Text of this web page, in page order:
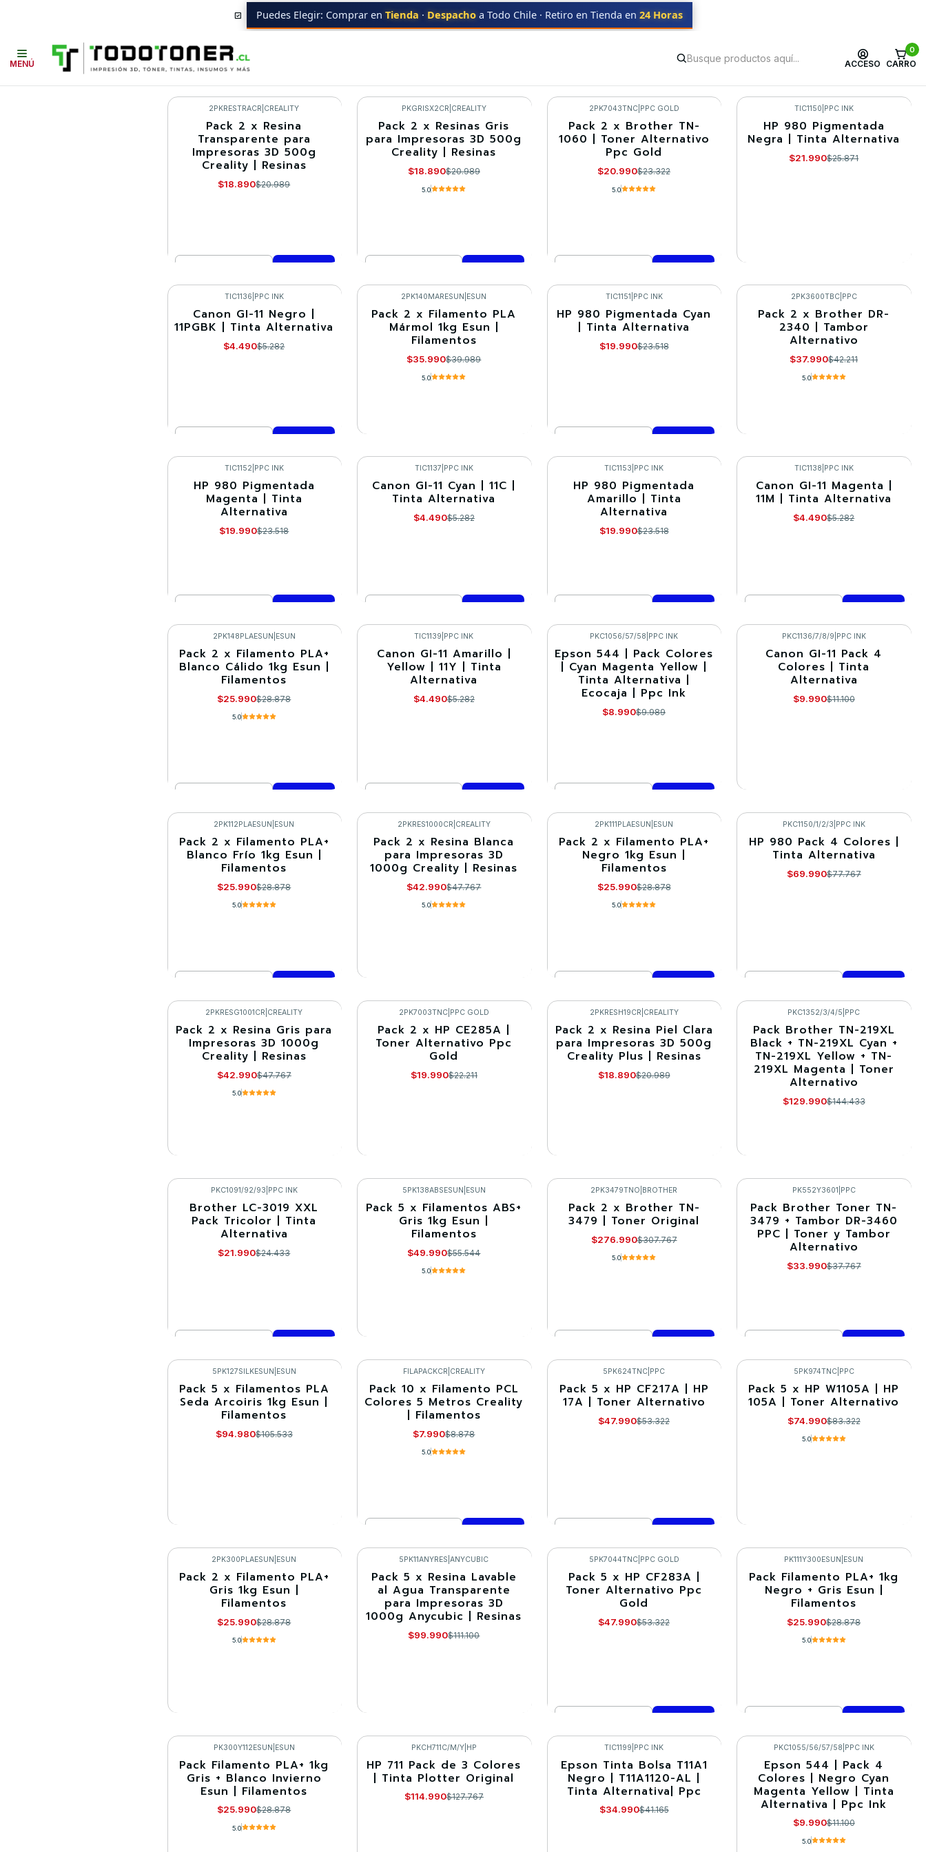
MENÚ ACCESO
0
CARRO
Puedes Elegir: Comprar en Tienda · Despacho a Todo Chile · Retiro en Tienda en 24 Horas
Ofertas CD 20 en TodoToner
2PKRESTRACR CREALITY
Pack 2 x Resina
Transparente para
Impresoras 3D 500g
Creality | Resinas
$18.890$20.989
Comprar ahora
-10%
PKGRISX2CR CREALITY
Pack 2 x Resinas Gris
para Impresoras 3D 500g
Creality | Resinas
$18.890$20.989
5.0
Comprar ahora
-10%
2PK7043TNC| PPC GOLD
Pack 2 x Brother TN-
1060 | Toner Alternativo
Ppc Gold
$20.990$23.322
5.0
Comprar ahora
-15%
TIC1150 PPC INK
HP 980 Pigmentada
Negra | Tinta Alternativa
$21.990$25.871
VER DETALLES
-15%
TIC1136 PPC INK
Canon GI-11 Negro |
11PGBK | Tinta Alternativa
$4.490$5.282
Comprar ahora
-10%
2PK140MARESUN ESUN
Pack 2 x Filamento PLA
Mármol 1kg Esun |
Filamentos
$35.990$39.989
5.0
VER DETALLES
-15%
TIC1151 PPC INK
HP 980 Pigmentada Cyan
| Tinta Alternativa
$19.990$23.518
Comprar ahora
-10%
2PK3600TBC| PPC
Pack 2 x Brother DR-
2340 | Tambor
Alternativo
$37.990$42.211
5.0
VER DETALLES
-15%
TIC1152 PPC INK
HP 980 Pigmentada
Magenta | Tinta
Alternativa
$19.990$23.518
Comprar ahora
-15%
TIC1137 PPC INK
Canon GI-11 Cyan | 11C |
Tinta Alternativa
$4.490$5.282
Comprar ahora
-15%
TIC1153 PPC INK
HP 980 Pigmentada
Amarillo | Tinta
Alternativa
$19.990$23.518
Comprar ahora
-15%
TIC1138 PPC INK
Canon GI-11 Magenta |
11M | Tinta Alternativa
$4.490$5.282
Comprar ahora
-10%
2PK148PLAESUN ESUN
Pack 2 x Filamento PLA+
Blanco Cálido 1kg Esun |
Filamentos
$25.990$28.878
5.0
Comprar ahora
-15%
TIC1139 PPC INK
Canon GI-11 Amarillo |
Yellow | 11Y | Tinta
Alternativa
$4.490$5.282
Comprar ahora
-10%
PKC1056/57/58 PPC INK
Epson 544 | Pack Colores
| Cyan Magenta Yellow |
Tinta Alternativa |
Ecocaja | Ppc Ink
$8.990$9.989
Comprar ahora
-10%
PKC1136/7/8/9 PPC INK
Canon GI-11 Pack 4
Colores | Tinta
Alternativa
$9.990$11.100
VER DETALLES
-10%
2PK112PLAESUN ESUN
Pack 2 x Filamento PLA+
Blanco Frío 1kg Esun |
Filamentos
$25.990$28.878
5.0
Comprar ahora
-10%
Agotado
2PKRES1000CR CREALITY
Pack 2 x Resina Blanca
para Impresoras 3D
1000g Creality | Resinas
$42.990$47.767
5.0
VER DETALLES
-10%
2PK111PLAESUN ESUN
Pack 2 x Filamento PLA+
Negro 1kg Esun |
Filamentos
$25.990$28.878
5.0
Comprar ahora
-10%
PKC1150/1/2/3 PPC INK
HP 980 Pack 4 Colores |
Tinta Alternativa
$69.990$77.767
Comprar ahora
-10%
Agotado
2PKRESG1001CR CREALITY
Pack 2 x Resina Gris para
Impresoras 3D 1000g
Creality | Resinas
$42.990$47.767
5.0
VER DETALLES
-10%
2PK7003TNC| PPC GOLD
Pack 2 x HP CE285A |
Toner Alternativo Ppc
Gold
$19.990$22.211
VER DETALLES
-10%
Agotado
2PKRESH19CR CREALITY
Pack 2 x Resina Piel Clara
para Impresoras 3D 500g
Creality Plus | Resinas
$18.890$20.989
VER DETALLES
-10%
Agotado
PKC1352/3/4/5 PPC
Pack Brother TN-219XL
Black + TN-219XL Cyan +
TN-219XL Yellow + TN-
219XL Magenta | Toner
Alternativo
$129.990$144.433
VER DETALLES
-10%
PKC1091/92/93 PPC INK
Brother LC-3019 XXL
Pack Tricolor | Tinta
Alternativa
$21.990$24.433
Comprar ahora
-10%
5PK138ABSESUN ESUN
Pack 5 x Filamentos ABS+
Gris 1kg Esun |
Filamentos
$49.990$55.544
5.0
VER DETALLES
-10%
2PK3479TNO BROTHER
Pack 2 x Brother TN-
3479 | Toner Original
$276.990$307.767
5.0
Comprar ahora
-10%
PK552Y3601 PPC
Pack Brother Toner TN-
3479 + Tambor DR-3460
PPC | Toner y Tambor
Alternativo
$33.990$37.767
Comprar ahora
-10%
5PK127SILKESUN ESUN
Pack 5 x Filamentos PLA
Seda Arcoiris 1kg Esun |
Filamentos
$94.980$105.533
VER DETALLES
-10%
FILAPACKCR CREALITY
Pack 10 x Filamento PCL
Colores 5 Metros Creality
| Filamentos
$7.990$8.878
5.0
Comprar ahora
-10%
5PK624TNC PPC
Pack 5 x HP CF217A | HP
17A | Toner Alternativo
$47.990$53.322
Comprar ahora
-10%
5PK974TNC| PPC
Pack 5 x HP W1105A | HP
105A | Toner Alternativo
$74.990$83.322
5.0
VER DETALLES
-10%
2PK300PLAESUN ESUN
Pack 2 x Filamento PLA+
Gris 1kg Esun |
Filamentos
$25.990$28.878
5.0
VER DETALLES
-10%
Agotado
5PK11ANYRES |ANYCUBIC
Pack 5 x Resina Lavable
al Agua Transparente
para Impresoras 3D
1000g Anycubic | Resinas
$99.990$111.100
VER DETALLES
-10%
5PK7044TNC| PPC GOLD
Pack 5 x HP CF283A |
Toner Alternativo Ppc
Gold
$47.990$53.322
Comprar ahora
-10%
PK111Y300ESUN ESUN
Pack Filamento PLA+ 1kg
Negro + Gris Esun |
Filamentos
$25.990$28.878
5.0
Comprar ahora
-10%
Agotado
PK300Y112ESUN ESUN
Pack Filamento PLA+ 1kg
Gris + Blanco Invierno
Esun | Filamentos
$25.990$28.878
5.0
-10%
PKCH711C/M/Y| HP
HP 711 Pack de 3 Colores
| Tinta Plotter Original
$114.990$127.767
-15%
TIC1199 PPC INK
Epson Tinta Bolsa T11A1
Negro | T11A1120-AL |
Tinta Alternativa| Ppc
$34.990$41.165
-10%
PKC1055/56/57/58 PPC INK
Epson 544 | Pack 4
Colores | Negro Cyan
Magenta Yellow | Tinta
Alternativa | Ppc Ink
$9.990$11.100
5.0